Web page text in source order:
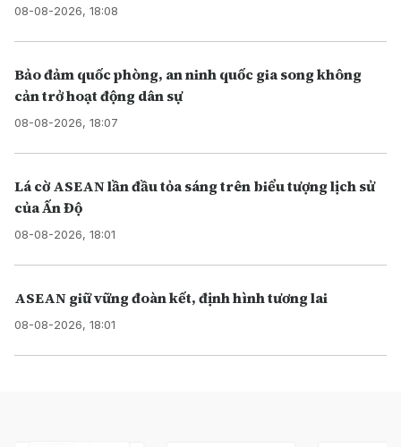
08-08-2026, 18:08
Bảo đảm quốc phòng, an ninh quốc gia song không
cản trở hoạt động dân sự
08-08-2026, 18:07
Lá cờ ASEAN lần đầu tỏa sáng trên biểu tượng lịch sử
của Ấn Độ
08-08-2026, 18:01
ASEAN giữ vững đoàn kết, định hình tương lai
08-08-2026, 18:01